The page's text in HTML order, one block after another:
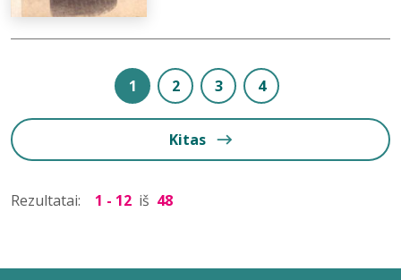
1 2 3 4
Kitas
Rezultatai: 1 - 12 iš 48